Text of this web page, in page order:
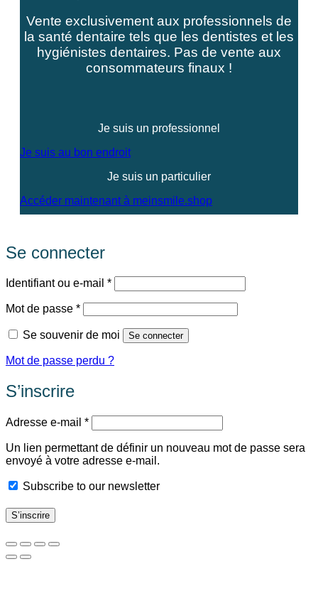
Vente exclusivement aux professionnels de
la santé dentaire tels que les dentistes et les
hygiénistes dentaires. Pas de vente aux
consommateurs finaux !
Je suis un professionnel
Je suis au bon endroit
Je suis un particulier
Accéder maintenant à meinsmile.shop
Se connecter
Identifiant ou e-mail *Obligatoire
Mot de passe *Obligatoire
Se souvenir de moi Se connecter
Mot de passe perdu ?
S’inscrire
Adresse e-mail *Obligatoire
Un lien permettant de définir un nouveau mot de passe sera
envoyé à votre adresse e-mail.
Subscribe to our newsletter
S’inscrire